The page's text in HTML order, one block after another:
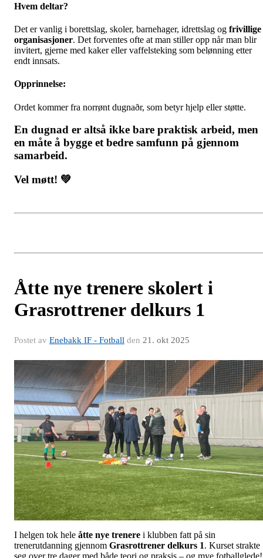
Hvem deltar?
Det er vanlig i borettslag, skoler, barnehager, idrettslag og frivillige
organisasjoner. Det forventes ofte at man stiller opp når man blir
invitert, gjerne med kaker eller vaffelsteking som belønning etter
endt innsats.
Opprinnelse:
Ordet kommer fra norrønt dugnaðr, som betyr hjelp eller støtte.
En dugnad er altså ikke bare praktisk arbeid, men
en måte å bygge et bedre samfunn på gjennom
samarbeid.
Vel møtt! 💚
Åtte nye trenere skolert i
Grasrottrener delkurs 1
Postet av Enebakk IF - Fotball den 21. okt 2025
I helgen tok hele åtte nye trenere i klubben fatt på sin
trenerutdanning gjennom Grasrottrener delkurs 1. Kurset strakte